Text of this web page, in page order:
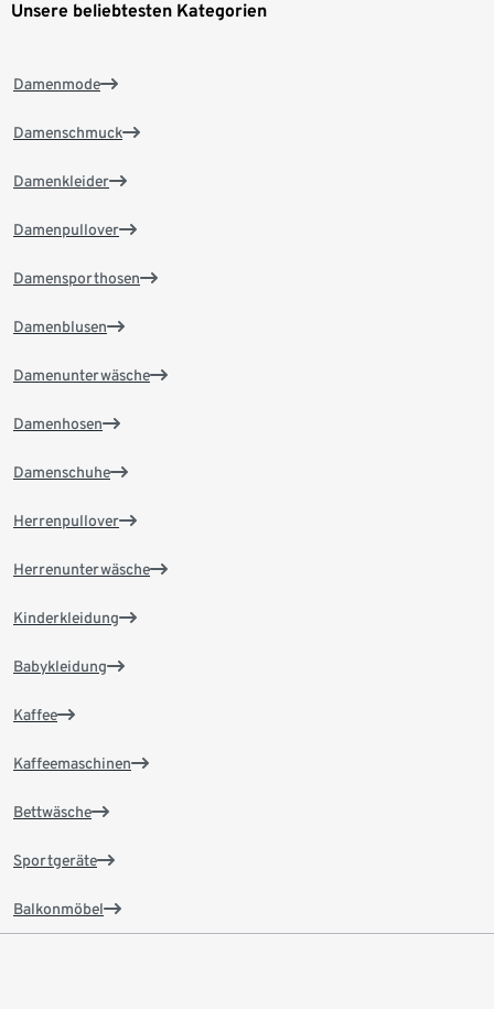
Unsere beliebtesten Kategorien
Damenmode
Damenschmuck
Damenkleider
Damenpullover
Damensporthosen
Damenblusen
Damenunterwäsche
Damenhosen
Damenschuhe
Herrenpullover
Herrenunterwäsche
Kinderkleidung
Babykleidung
Kaffee
Kaffeemaschinen
Bettwäsche
Sportgeräte
Balkonmöbel